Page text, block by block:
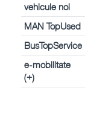
vehicule noi
MAN TopUsed
BusTopService
e-mobilitate
(+)